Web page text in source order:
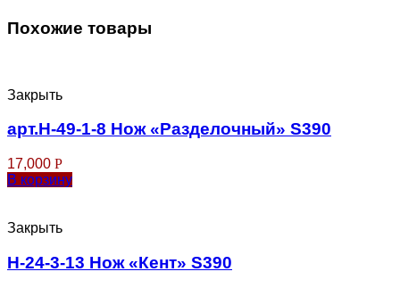
Похожие товары
Закрыть
арт.Н-49-1-8 Нож «Разделочный» S390
17,000 Р
В корзину
Закрыть
Н-24-3-13 Нож «Кент» S390